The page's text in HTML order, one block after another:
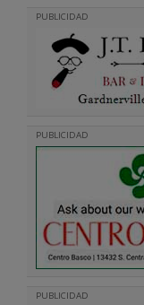
PUBLICIDAD
PUBLICIDAD
PUBLICIDAD